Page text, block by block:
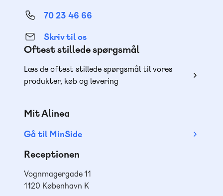
70 23 46 66
Skriv til os
Oftest stillede spørgsmål
Læs de oftest stillede spørgsmål til vores
produkter, køb og levering
Mit Alinea
Gå til MinSide
Receptionen
Vognmagergade 11
1120 København K